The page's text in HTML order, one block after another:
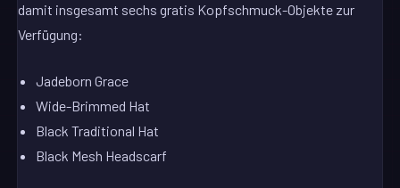
damit insgesamt sechs gratis Kopfschmuck-Objekte zur
Verfügung:
Jadeborn Grace
Wide-Brimmed Hat
Black Traditional Hat
Black Mesh Headscarf